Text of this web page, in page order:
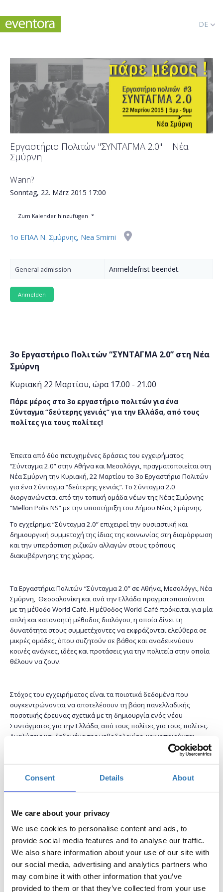
Consent Details About
We care about your privacy
We use cookies to personalise content and ads, to
provide social media features and to analyse our traffic.
We also share information about your use of our site with
our social media, advertising and analytics partners who
may combine it with other information that you’ve
provided to them or that they’ve collected from your use
DE
Eργαστήριο Πολιτών "ΣΥΝΤΑΓΜΑ 2.0" | Νέα
Σμύρνη
Wann?
Sonntag, 22. März 2015 17:00
Zum Kalender hinzufügen
1ο ΕΠΑΛ Ν. Σμύρνης, Nea Smirni
General admission Anmeldefrist beendet.
3ο Εργαστήριο Πολιτών “ΣΥΝΤΑΓΜΑ 2.0” στη Νέα
Σμύρνη
Κυριακή 22 Μαρτίου, ώρα 17.00 - 21.00
Πάρε μέρος στο 3ο εργαστήριο πολιτών για ένα
Σύνταγμα “δεύτερης γενιάς” για την Ελλάδα, από τους
πολίτες για τους πολίτες!
Έπειτα από δύο πετυχημένες δράσεις του εγχειρήματος
“Σύνταγμα 2.0” στην Αθήνα και Μεσολόγγι, πραγματοποιείται στη
Νέα Σμύρνη την Κυριακή, 22 Μαρτίου το 3ο Εργαστήριο Πολιτών
για ένα Σύνταγμα “δεύτερης γενιάς”. Το Σύνταγμα 2.0
διοργανώνεται από την τοπική ομάδα νέων της Νέας Σμύρνης
“Mellon Polis NS” με την υποστήριξη του Δήμου Νέας Σμύρνης.
Το εγχείρημα “Σύνταγμα 2.0” επιχειρεί την ουσιαστική και
δημιουργική συμμετοχή της ίδιας της κοινωνίας στη διαμόρφωση
και την υπεράσπιση ριζικών αλλαγών στους τρόπους
διακυβέρνησης της χώρας.
Τα Εργαστήρια Πολιτών “Σύνταγμα 2.0” σε Αθήνα, Μεσολόγγι, Νέα
Σμύρνη, Θεσσαλονίκη και ανά την Ελλάδα πραγματοποιούνται
με τη μέθοδο World Café. Η μέθοδος World Café πρόκειται για μία
απλή και κατανοητή μέθοδος διαλόγου, η οποία δίνει τη
δυνατότητα στους συμμετέχοντες να εκφράζονται ελεύθερα σε
μικρές ομάδες, όπου συζητούν σε βάθος και αναδεικνύουν
κοινές ανάγκες, ιδέες και προτάσεις για την πολιτεία στην οποία
θέλουν να ζουν.
Στόχος του εγχειρήματος είναι τα ποιοτικά δεδομένα που
συγκεντρώνονται να αποτελέσουν τη βάση πανελλαδικής
ποσοτικής έρευνας σχετικά με τη δημιουργία ενός νέου
Συντάγματος για την Ελλάδα, από τους πολίτες για τους πολίτες.
Αναλύσεις και δεδομένα της μεθοδολογίας κοινοποιούνται
Το εργαστήριο απευθύνεται σε άτομα και ομάδες ανεξαρτήτως
κατοίκους της Νέας Σμύρνης, αλλά και ενδιαφερόμενους από
μέλη αντίστοιχων πρωτοβουλιών από την Ισλανδία, το Ηνωμένο
Βασίλειο, τη Γαλλία και την Αίγυπτο που αναπτύσσουν
εγχειρήματα συμμετοχικού σχεδιασμού συνταγματικών θεσμών,
oι οποίοι την παραμονή 20 Μαρτίου 10πμ-6μμ θα μιλήσουν σε
σχετικήημερίδαστο Ιωνικό Κέντρο στην Πλάκα.